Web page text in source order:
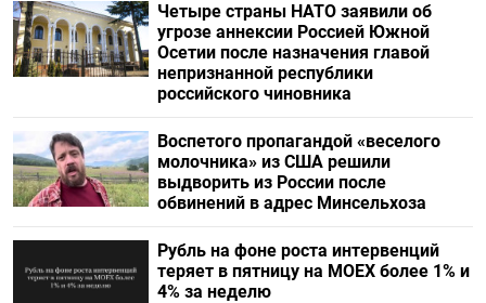
Четыре страны НАТО заявили об
угрозе аннексии Россией Южной
Осетии после назначения главой
непризнанной республики
российского чиновника
Воспетого пропагандой «веселого
молочника» из США решили
выдворить из России после
обвинений в адрес Минсельхоза
Рубль на фоне роста интервенций
теряет в пятницу на МОЕХ более 1% и
4% за неделю